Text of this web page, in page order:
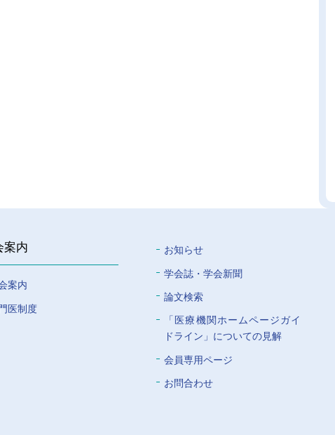
案内
案内
医制度
お知らせ
学会誌・学会新聞
論文検索
「医療機関ホームページガイ
ドライン」についての⾒解
会員専⽤ページ
お問合わせ